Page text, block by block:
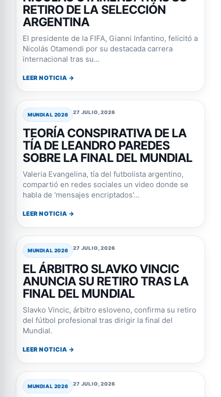
RETIRO DE LA SELECCIÓN
ARGENTINA
El presidente de la FIFA, Gianni Infantino, felicitó a
Nicolás Otamendi por su destacada carrera
internacional tras su...
LEER NOTICIA →
MUNDIAL 2026 27 JULIO, 2026
TEORÍA CONSPIRATIVA DE LA
TÍA DE LEANDRO PAREDES
SOBRE LA FINAL DEL MUNDIAL
Valeria Evangelina, tía del futbolista argentino,
compartió en redes sociales un video donde se
habla de 'mensajes encriptados'...
LEER NOTICIA →
MUNDIAL 2026 27 JULIO, 2026
EL ÁRBITRO SLAVKO VINCIC
ANUNCIA SU RETIRO TRAS LA
FINAL DEL MUNDIAL
Slavko Vincic, árbitro esloveno, confirma su retiro
del fútbol profesional tras dirigir la final del
Mundial.
LEER NOTICIA →
MUNDIAL 2026 27 JULIO, 2026